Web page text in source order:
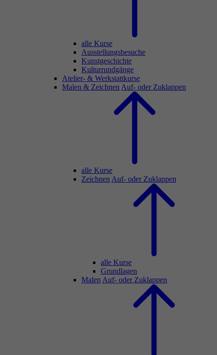
alle Kurse
Ausstellungsbesuche
Kunstgeschichte
Kulturrundgänge
Atelier- & Werkstattkurse
Malen & Zeichnen Auf- oder Zuklappen
alle Kurse
Zeichnen Auf- oder Zuklappen
alle Kurse
Grundlagen
Malen Auf- oder Zuklappen